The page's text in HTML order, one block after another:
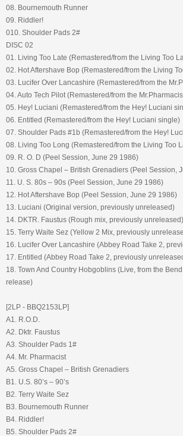
08. Bournemouth Runner
09. Riddler!
010. Shoulder Pads 2#
DISC 02
01. Living Too Late (Remastered/from the Living Too
02. Hot Aftershave Bop (Remastered/from the Living
03. Lucifer Over Lancashire (Remastered/from the
04. Auto Tech Pilot (Remastered/from the
05. Hey! Luciani (Remastered/from the Hey! Luciani
06. Entitled (Remastered/from the Hey! Luciani single)
07. Shoulder Pads #1b (Remastered/from the Hey!
08. Living Too Long (Remastered/from the Living Too
09. R. O. D (Peel Session, June 29 1986)
10. Gross Chapel – British Grenadiers (Peel Session,
11. U. S. 80s – 90s (Peel Session, June 29 1986)
12. Hot Aftershave Bop (Peel Session, June 29 1986)
13. Luciani (Original version, previously unreleased)
14. DKTR. Faustus (Rough mix, previously unreleased)
15. Terry Waite Sez (Yellow 2 Mix, previously
16. Lucifer Over Lancashire (Abbey Road Take 2,
17. Entitled (Abbey Road Take 2, previously
18. Town And Country Hobgoblins (Live, from the
release)
[2LP - BBQ2153LP]
A1. R.O.D.
A2. Dktr. Faustus
A3. Shoulder Pads 1#
A4. Mr. Pharmacist
A5. Gross Chapel – British Grenadiers
B1. U.S. 80’s – 90’s
B2. Terry Waite Sez
B3. Bournemouth Runner
B4. Riddler!
B5. Shoulder Pads 2#